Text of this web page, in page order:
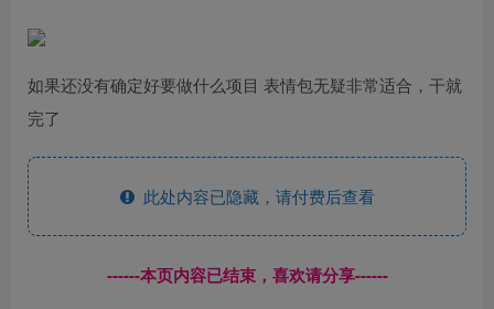
如果还没有确定好要做什么项目 表情包无疑非常适合，干就
完了
此处内容已隐藏，请付费后查看
------本页内容已结束，喜欢请分享------